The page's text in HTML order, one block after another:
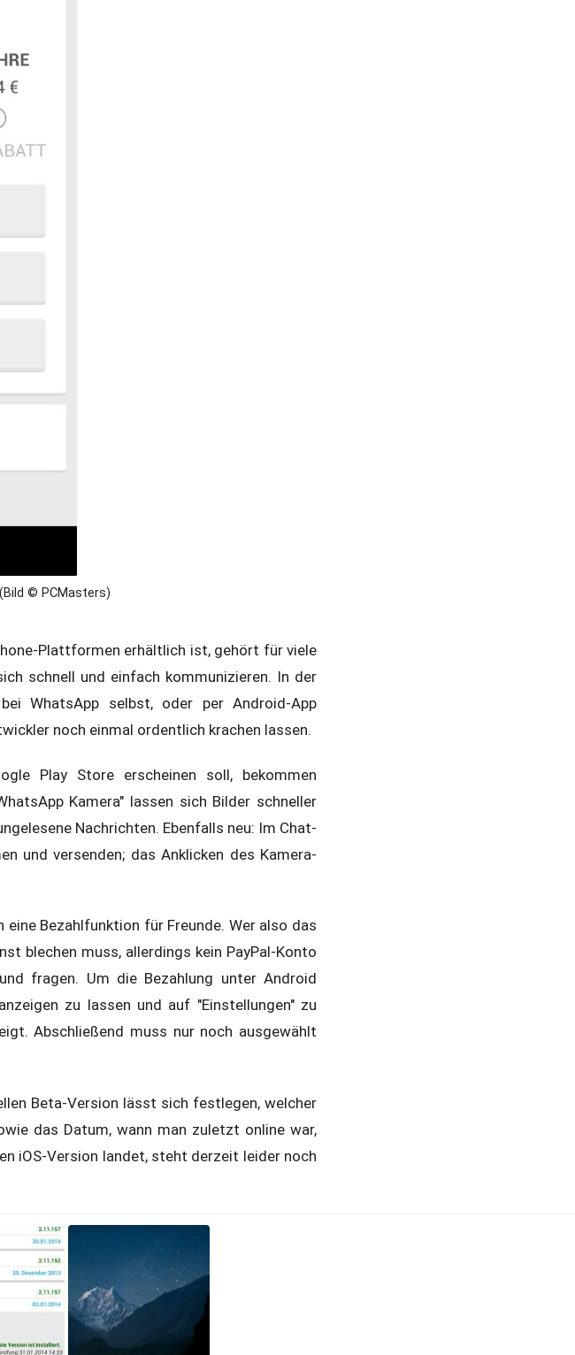
© PCMasters)
Plattformen erhältlich ist, gehört für viele
schnell und einfach kommunizieren. In der
WhatsApp selbst, oder per Android-App
noch einmal ordentlich krachen lassen.
Play Store erscheinen soll, bekommen
Kamera" lassen sich Bilder schneller
Nachrichten. Ebenfalls neu: Im Chat-
und versenden; das Anklicken des Kamera-
Bezahlfunktion für Freunde. Wer also das
blechen muss, allerdings kein PayPal-Konto
fragen. Um die Bezahlung unter Android
zu lassen und auf "Einstellungen" zu
Abschließend muss nur noch ausgewählt
Beta-Version lässt sich festlegen, welcher
das Datum, wann man zuletzt online war,
iOS-Version landet, steht derzeit leider noch